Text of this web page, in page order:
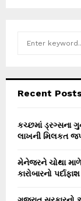
h
o
r
Recent
કચ્છમાં ડ્રગ્સના
લાખની મિલકત
મેનેજરને ચોથા
કારોબારનો પર્દાફાશ